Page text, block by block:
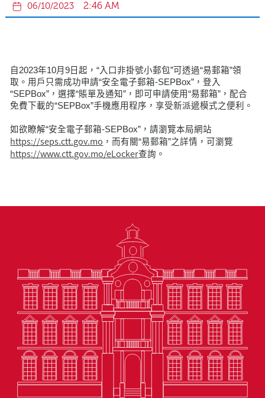
06/10/2023 2:46 AM
自2023年10月9日起，“入口非掛號小郵包”可透過“易郵箱”領
取。用戶只需成功申請“安全電子郵箱-SEPBox”，登入
“SEPBox”，選擇“賬單及通知”，即可申請使用“易郵箱”，配合
免費下載的“SEPBox”手機應用程序，享受新派遞模式之便利。
如欲瞭解“安全電子郵箱-SEPBox”，請瀏覽本局網站
https://seps.ctt.gov.mo ，而有關“易郵箱”之詳情，可瀏覽
https://www.ctt.gov.mo/eLocker查詢。